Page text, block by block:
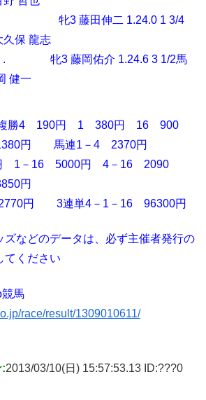
牝3 藤田伸二 1.24.0 1 3/4
久保 龍志
. 牝3 藤岡佑介 1.24.6 3 1/2馬
健一
勝4 190円 1 380円 16 900
円 馬連1－4 2370円
1－16 5000円 4－16 2090
円
円 3連単4－1－16 96300円
などのデータは、必ず主催者発行の
てください
競馬
race/result/1309010611/
2013/03/10(日) 15:57:53.13 ID:???0